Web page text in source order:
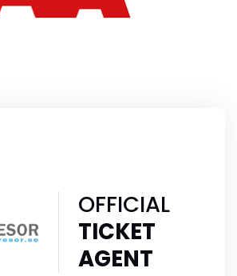
OFFICIAL
TICKET
AGENT